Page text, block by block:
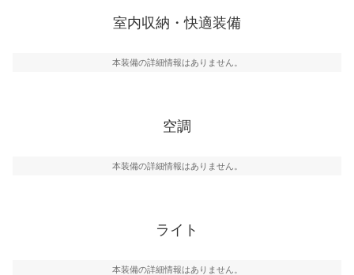
室内収納・快適装備
本装備の詳細情報はありません。
空調
本装備の詳細情報はありません。
ライト
本装備の詳細情報はありません。